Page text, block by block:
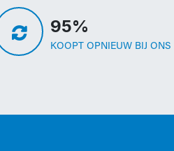
95%
KOOPT OPNIEUW BIJ ONS